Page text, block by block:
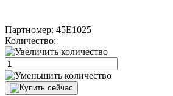
Партномер: 45E1025
Количество: